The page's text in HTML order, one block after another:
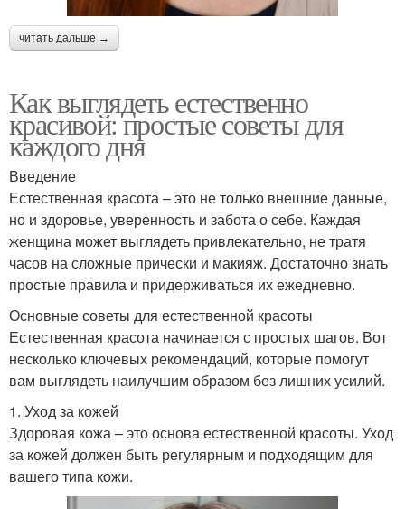
читать дальше →
Как выглядеть естественно
красивой: простые советы для
каждого дня
Введение
Естественная красота – это не только внешние данные,
но и здоровье, уверенность и забота о себе. Каждая
женщина может выглядеть привлекательно, не тратя
часов на сложные прически и макияж. Достаточно знать
простые правила и придерживаться их ежедневно.
Основные советы для естественной красоты
Естественная красота начинается с простых шагов. Вот
несколько ключевых рекомендаций, которые помогут
вам выглядеть наилучшим образом без лишних усилий.
1. Уход за кожей
Здоровая кожа – это основа естественной красоты. Уход
за кожей должен быть регулярным и подходящим для
вашего типа кожи.